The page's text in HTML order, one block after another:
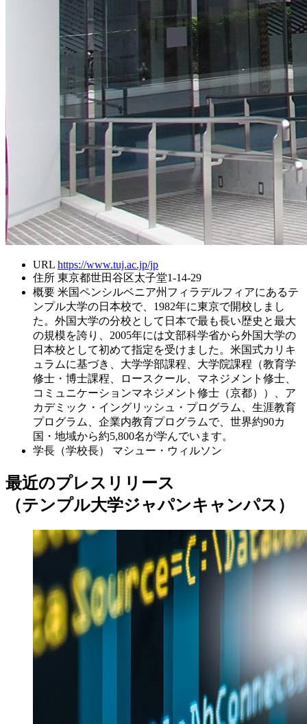
URL https://www.tuj.ac.jp/jp
住所 東京都世田谷区太子堂1-14-29
概要 米国ペンシルベニア州フィラデルフィアにあるテ
ンプル大学の日本校で、1982年に東京で開校しまし
た。外国大学の分校として日本で最も長い歴史と最大
の規模を誇り、2005年には文部科学省から外国大学の
日本校として初めて指定を受けました。米国式カリキ
ュラムに基づき、大学学部課程、大学院課程（教育学
修士・博士課程、ロースクール、マネジメント修士、
コミュニケーションマネジメント修士（京都））、ア
カデミック・イングリッシュ・プログラム、生涯教育
プログラム、企業内教育プログラムで、世界約90カ
国・地域から約5,800名が学んでいます。
学長（学校長）
マシュー・ウィルソン
最近のプレスリリース
（テンプル大学ジャパンキャンパス）